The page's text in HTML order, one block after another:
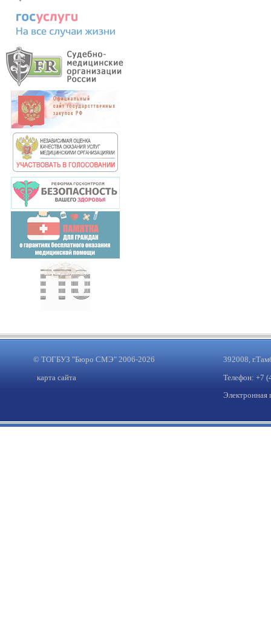
© ТОГБУЗ "Бюро СМЭ" 2006-2026
карта сайта
392008,
Телефон: +7
Электронная